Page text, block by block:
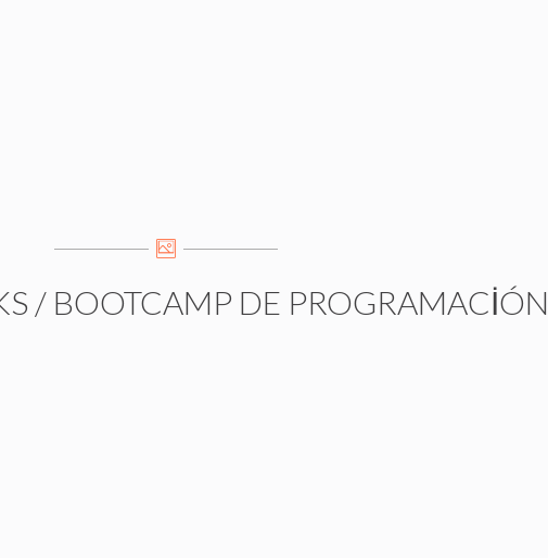
/ BOOTCAMP DE PROGRAMACIÓN